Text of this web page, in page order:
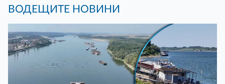
ВОДЕЩИТЕ НОВИНИ